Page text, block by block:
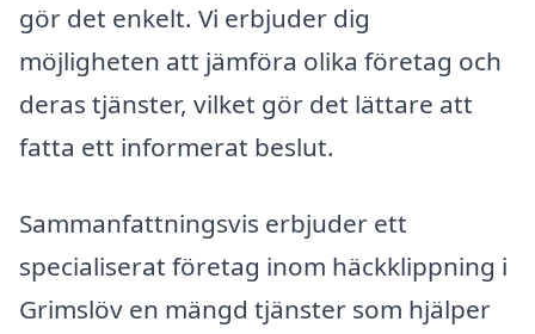
gör det enkelt. Vi erbjuder dig
möjligheten att jämföra olika företag och
deras tjänster, vilket gör det lättare att
fatta ett informerat beslut.
Sammanfattningsvis erbjuder ett
specialiserat företag inom häckklippning i
Grimslöv en mängd tjänster som hjälper